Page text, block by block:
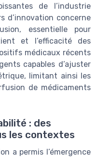
de l’industrie
d’innovation concerne
essentielle pour
et l’efficacité des
médicaux récents
capables d’ajuster
limitant ainsi les
de médicaments
: des
les contextes
a permis l’émergence